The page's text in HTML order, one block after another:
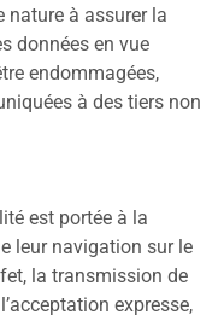
nature à assurer la
données en vue
endommagées,
à des tiers non
est portée à la
leur navigation sur le
la transmission de
expresse,